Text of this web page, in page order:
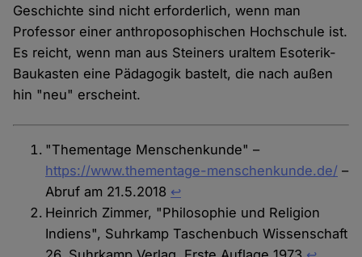
Geschichte sind nicht erforderlich, wenn man
Professor einer anthroposophischen Hochschule ist.
Es reicht, wenn man aus Steiners uraltem Esoterik-
Baukasten eine Pädagogik bastelt, die nach außen
hin "neu" erscheint.
"Thementage Menschenkunde" –
https://www.thementage-menschenkunde.de/ –
Abruf am 21.5.2018 ↩︎
Heinrich Zimmer, "Philosophie und Religion
Indiens", Suhrkamp Taschenbuch Wissenschaft